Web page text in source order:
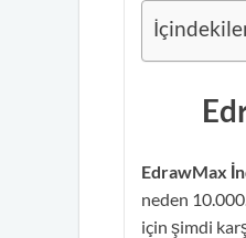
EdrawMax
neden
için şimdi